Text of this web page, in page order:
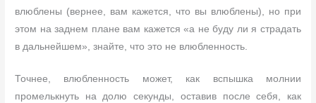
влюблены (вернее, вам кажется, что вы влюблены), но при
этом на заднем плане вам кажется «а не буду ли я страдать
в дальнейшем», знайте, что это не влюбленность.
Точнее, влюбленность может, как вспышка молнии
промелькнуть на долю секунды, оставив после себя, как